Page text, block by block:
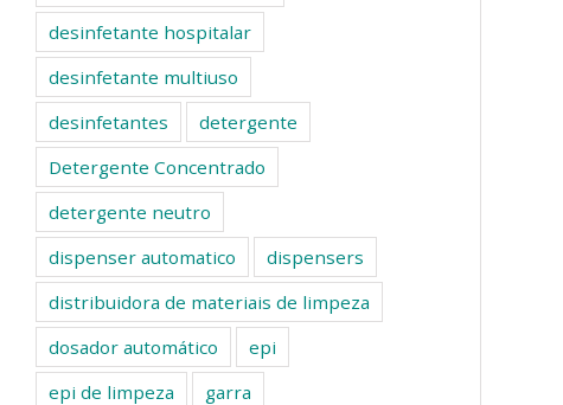
desinfetante hospitalar
desinfetante multiuso
desinfetantes
detergente
Detergente Concentrado
detergente neutro
dispenser automatico
dispensers
distribuidora de materiais de limpeza
dosador automático
epi
epi de limpeza
garra